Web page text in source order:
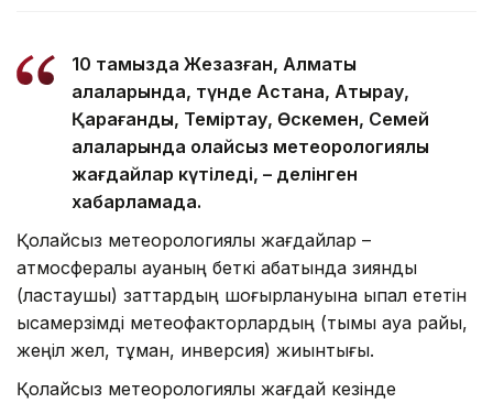
10 тамызда Жезқазған, Алматы
қалаларында, түнде Астана, Атырау,
Қарағанды, Теміртау, Өскемен, Семей
қалаларында қолайсыз метеорологиялық
жағдайлар күтіледі, – делінген
хабарламада.
Қолайсыз метеорологиялық жағдайлар –
атмосфералық ауаның беткі қабатында зиянды
(ластаушы) заттардың шоғырлануына ықпал ететін
қысқамерзімді метеофакторлардың (тымық ауа райы,
жеңіл жел, тұман, инверсия) жиынтығы.
Қолайсыз метеорологиялық жағдай кезінде